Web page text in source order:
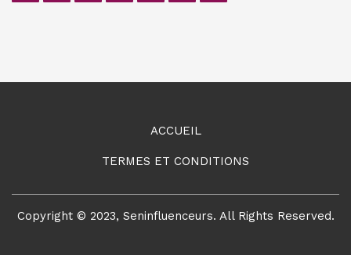
ACCUEIL
TERMES ET CONDITIONS
Copyright © 2023, Seninfluenceurs. All Rights Reserved.